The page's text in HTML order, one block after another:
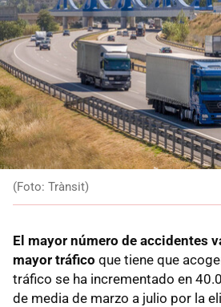
(Foto: Trànsit)
El mayor número de accidentes
mayor tráfico que tiene que
tráfico se ha incrementado en
de media de marzo a julio por la